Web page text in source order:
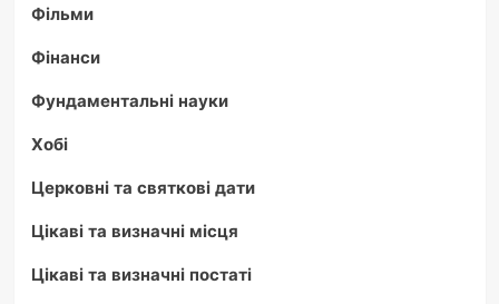
Фільми
Фінанси
Фундаментальні науки
Хобі
Церковні та святкові дати
Цікаві та визначні місця
Цікаві та визначні постаті